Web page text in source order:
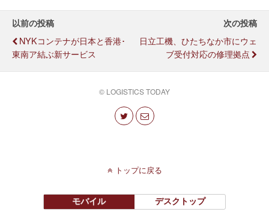
以前の投稿
NYKコンテナが日本と香港･
東南ア結ぶ新サービス
次の投稿
日立工機、ひたちなか市にウェ
ブ受付対応の修理拠点
© LOGISTICS TODAY
トップに戻る
モバイル デスクトップ